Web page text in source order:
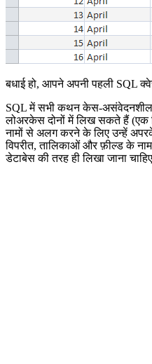
बधाई हो, आपने अपनी पहली SQL
SQL में सभी कथन केस-
लोअरकेस दोनों में लिख सकते हैं
नामों से अलग करने के लिए उन्हें
विपरीत, तालिकाओं और फ़ील्ड के
डेटाबेस की तरह ही लिखा जाना